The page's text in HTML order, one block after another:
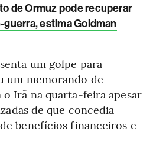
de Ormuz pode recuperar
estima Goldman
um golpe para
um memorando de
Irã na quarta-feira apesar
de que concedia
benefícios financeiros e